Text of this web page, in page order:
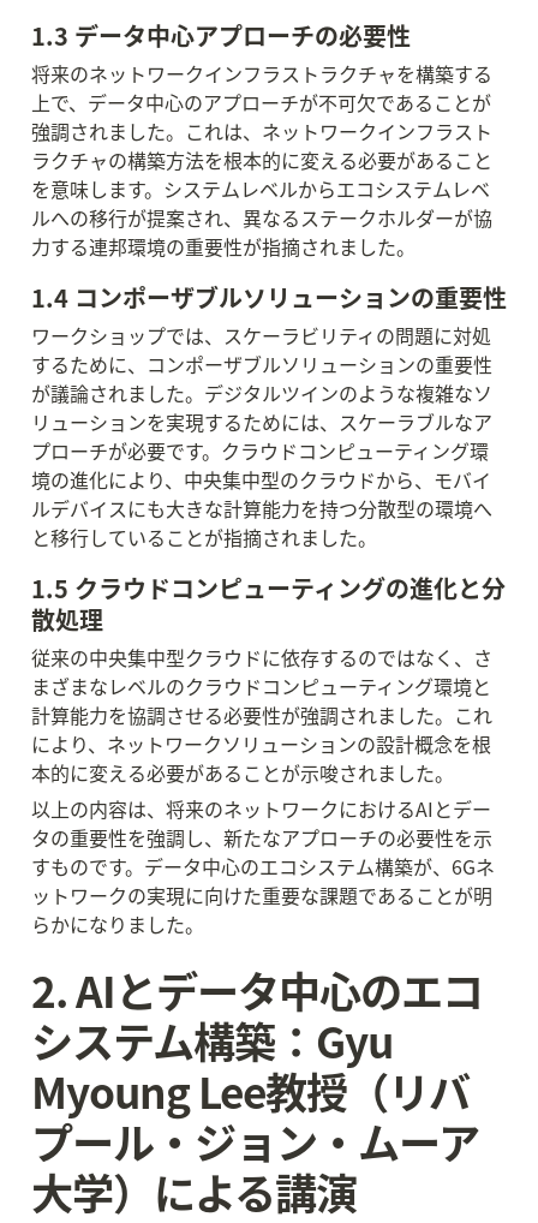
1.3 データ中心アプローチの必要性
将来のネットワークインフラストラクチャを構築する
上で、データ中心のアプローチが不可欠であることが
強調されました。これは、ネットワークインフラスト
ラクチャの構築方法を根本的に変える必要があること
を意味します。システムレベルからエコシステムレベ
ルへの移行が提案され、異なるステークホルダーが協
力する連邦環境の重要性が指摘されました。
1.4 コンポーザブルソリューションの重要性
ワークショップでは、スケーラビリティの問題に対処
するために、コンポーザブルソリューションの重要性
が議論されました。デジタルツインのような複雑なソ
リューションを実現するためには、スケーラブルなア
プローチが必要です。クラウドコンピューティング環
境の進化により、中央集中型のクラウドから、モバイ
ルデバイスにも大きな計算能力を持つ分散型の環境へ
と移行していることが指摘されました。
1.5 クラウドコンピューティングの進化と分
散処理
従来の中央集中型クラウドに依存するのではなく、さ
まざまなレベルのクラウドコンピューティング環境と
計算能力を協調させる必要性が強調されました。これ
により、ネットワークソリューションの設計概念を根
本的に変える必要があることが示唆されました。
以上の内容は、将来のネットワークにおけるAIとデー
タの重要性を強調し、新たなアプローチの必要性を示
すものです。データ中心のエコシステム構築が、6Gネ
ットワークの実現に向けた重要な課題であることが明
らかになりました。
2. AIとデータ中心のエコ
システム構築：Gyu
Myoung Lee教授（リバ
プール・ジョン・ムーア
大学）による講演